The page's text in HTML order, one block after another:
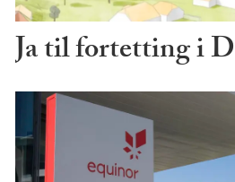
Ja til fortetting i